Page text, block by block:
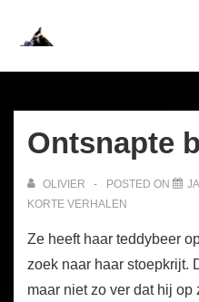
Content
Navigation
Ontsnapte
OLIVIER POSTED ON
KORTE VERHALEN
Ze heeft haar teddybeer
zoek naar haar stoepkrijt.
maar niet zo ver dat hij